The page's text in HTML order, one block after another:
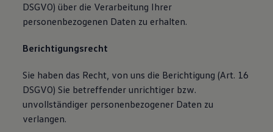
DSGVO) über die Verarbeitung Ihrer
personenbezogenen Daten zu erhalten.
Berichtigungsrecht
Sie haben das Recht, von uns die Berichtigung (Art. 16
DSGVO) Sie betreffender unrichtiger bzw.
unvollständiger personenbezogener Daten zu
verlangen.